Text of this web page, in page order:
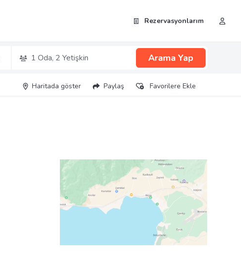
Rezervasyonlarım
1 Oda, 2 Yetişkin Arama Yap
Haritada göster Paylaş Favorilere Ekle